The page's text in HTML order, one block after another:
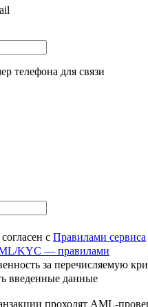
телефона для связи
с Правилами сервиса
KYC — правилами
за перечисляемую
введенные данные
проходят AML-